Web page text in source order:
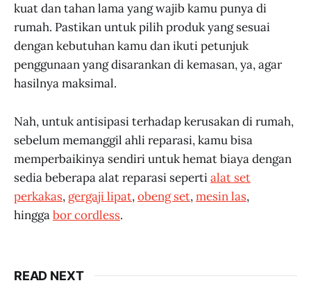
kuat dan tahan lama yang wajib kamu punya di
rumah. Pastikan untuk pilih produk yang sesuai
dengan kebutuhan kamu dan ikuti petunjuk
penggunaan yang disarankan di kemasan, ya, agar
hasilnya maksimal.
Nah, untuk antisipasi terhadap kerusakan di rumah,
sebelum memanggil ahli reparasi, kamu bisa
memperbaikinya sendiri untuk hemat biaya dengan
sedia beberapa alat reparasi sepertialat set
perkakas, gergaji lipat,obeng set,mesin las,
hinggabor cordless.
READ NEXT